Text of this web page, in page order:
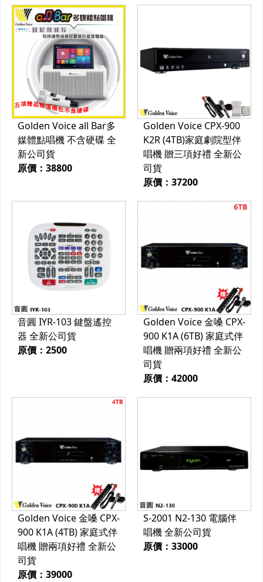
Golden Voice all Bar多
媒體點唱機 不含硬碟 全
新公司貨
原價：38800
Golden Voice CPX-900
K2R (4TB)家庭劇院型伴
唱機 贈三項好禮 全新公
司貨
原價：37200
音圓 IYR-103 鍵盤遙控
器 全新公司貨
原價：2500
Golden Voice 金嗓 CPX-
900 K1A (6TB) 家庭式伴
唱機 贈兩項好禮 全新公
司貨
原價：42000
Golden Voice 金嗓 CPX-
900 K1A (4TB) 家庭式伴
唱機 贈兩項好禮 全新公
司貨
原價：39000
S-2001 N2-130 電腦伴
唱機 全新公司貨
原價：33000